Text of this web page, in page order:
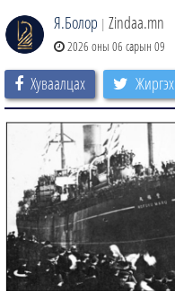
Я.Болор | Zindaa.mn
2026 оны 06 сарын 09
Хуваалцах Жиргэх